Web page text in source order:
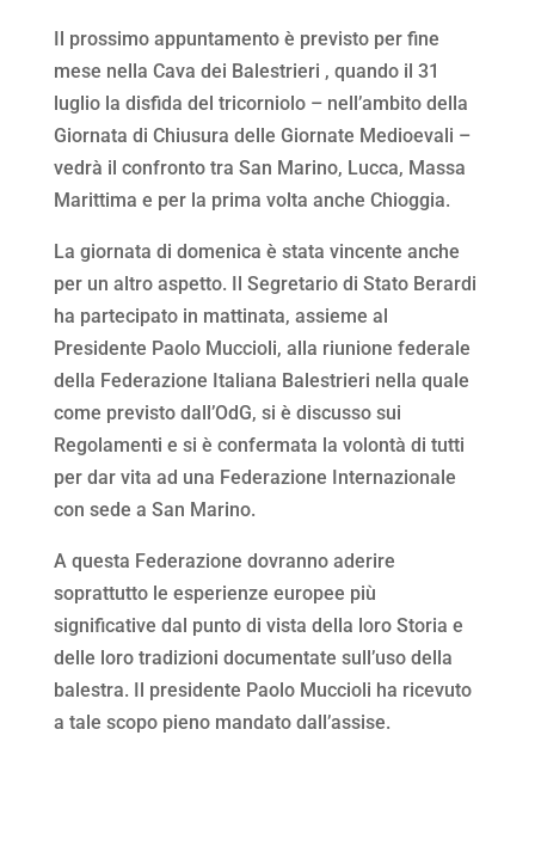
Il prossimo appuntamento è previsto per fine
mese nella Cava dei Balestrieri , quando il 31
luglio la disfida del tricorniolo – nell’ambito della
Giornata di Chiusura delle Giornate Medioevali –
vedrà il confronto tra San Marino, Lucca, Massa
Marittima e per la prima volta anche Chioggia.
La giornata di domenica è stata vincente anche
per un altro aspetto. Il Segretario di Stato Berardi
ha partecipato in mattinata, assieme al
Presidente Paolo Muccioli, alla riunione federale
della Federazione Italiana Balestrieri nella quale
come previsto dall’OdG, si è discusso sui
Regolamenti e si è confermata la volontà di tutti
per dar vita ad una Federazione Internazionale
con sede a San Marino.
A questa Federazione dovranno aderire
soprattutto le esperienze europee più
significative dal punto di vista della loro Storia e
delle loro tradizioni documentate sull’uso della
balestra. Il presidente Paolo Muccioli ha ricevuto
a tale scopo pieno mandato dall’assise.